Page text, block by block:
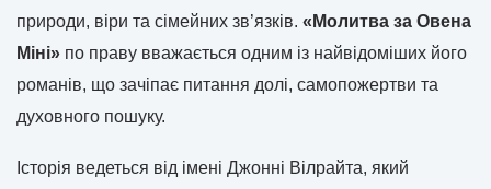
природи, віри та сімейних зв’язків. «Молитва за Овена
Міні» по праву вважається одним із найвідоміших його
романів, що зачіпає питання долі, самопожертви та
духовного пошуку.
Історія ведеться від імені Джонні Вілрайта, який